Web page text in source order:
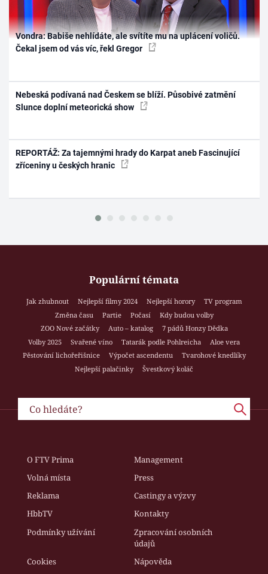
Vondra: Babiše nehlídáte, ale svítíte mu na uplácení voličů.
Čekal jsem od vás víc, řekl Gregor
Nebeská podívaná nad Českem se blíží. Působivé zatmění
Slunce doplní meteorická show
REPORTÁŽ: Za tajemnými hrady do Karpat aneb Fascinující
zříceniny u českých hranic
Populární témata
Jak zhubnout Nejlepší filmy 2024 Nejlepší horory
TV program
Změna času
Partie Počasí
Kdy budou volby
ZOO Nové začátky
Auto – katalog
7 pádů Honzy Dědka
Volby 2025
Svařené víno Tatarák podle Pohlreicha
Aloe vera
Pěstování lichořeřišnice
Výpočet ascendentu
Tvarohové knedlíky
Nejlepší palačinky
Švestkový koláč
O FTV Prima
Management
Volná místa
Press
Reklama
Castingy a výzvy
HbbTV
Kontakty
Podmínky užívání
Zpracování osobních
údajů
Cookies
Nápověda